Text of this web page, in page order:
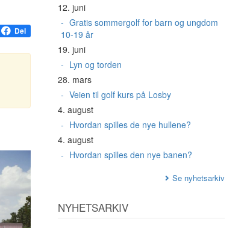
Del
12. juni
Gratis sommergolf for barn og ungdom
10-19 år
19. juni
Lyn og torden
28. mars
Veien til golf kurs på Losby
4. august
Hvordan spilles de nye hullene?
4. august
Hvordan spilles den nye banen?
Se nyhetsarkiv
NYHETSARKIV